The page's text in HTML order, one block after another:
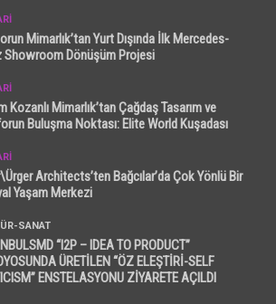
Mimarlık’tan Yurt Dışında İlk Mercedes-
Showroom Dönüşüm Projesi
Kozanlı Mimarlık’tan Çağdaş Tasarım ve
Buluşma Noktası: Elite World Kuşadası
Architects’ten Bağcılar’da Çok Yönlü Bir
Yaşam Merkezi
SANAT
“I2P – IDEA TO PRODUCT”
ÜRETİLEN “ÖZ ELEŞTİRİ-SELF
ENSTELASYONU ZİYARETE AÇILDI